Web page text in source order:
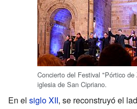
Concierto del Festival "Pórtico de
iglesia de San Cipriano.
En el siglo XII, se reconstruyó el